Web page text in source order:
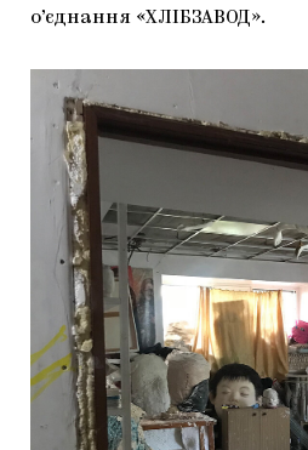
о’єднання «ХЛІБЗАВОД».